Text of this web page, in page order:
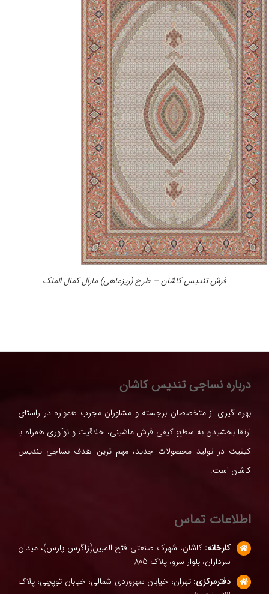
فرش تندیس کاشان – طرح (ریزماهی) مارال کمال الملک
درباره نساجی تندیس کاشان
بهره گیری از متخصصان برجسته و مشاوران مجرب همواره در راستای
ارتقا بخشیدن به سطح کیفی فرش ماشینی، خلاقیت و نوآوری همراه با
کیفیت در تولید محصولات جدید، مهم ترین هدف نساجی تندیس
کاشان است.
اطلاعات تماس
کارخانه: کاشان، شهرک صنعتی فتح المبین(زاگرس پارس)، میدان
سرداران، بلوار سرو، پلاک 805
دفترمرکزی: تهران، خیابان سهروردی شمالی، خیابان توپچی، پلاک